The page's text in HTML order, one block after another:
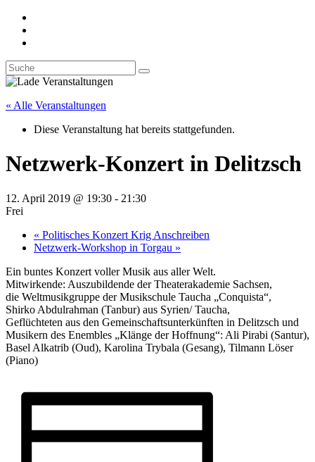
« Alle Veranstaltungen
Diese Veranstaltung hat bereits stattgefunden.
Netzwerk-Konzert in Delitzsch
12. April 2019 @ 19:30 - 21:30
Frei
« Politisches Konzert Krig Anschreiben
Netzwerk-Workshop in Torgau »
Ein buntes Konzert voller Musik aus aller Welt.
Mitwirkende: Auszubildende der Theaterakademie Sachsen,
die Weltmusikgruppe der Musikschule Taucha „Conquista“,
Shirko Abdulrahman (Tanbur) aus Syrien/ Taucha,
Geflüchteten aus den Gemeinschaftsunterkünften in Delitzsch und
Musikern des Enembles „Klänge der Hoffnung“: Ali Pirabi (Santur),
Basel Alkatrib (Oud), Karolina Trybala (Gesang), Tilmann Löser
(Piano)